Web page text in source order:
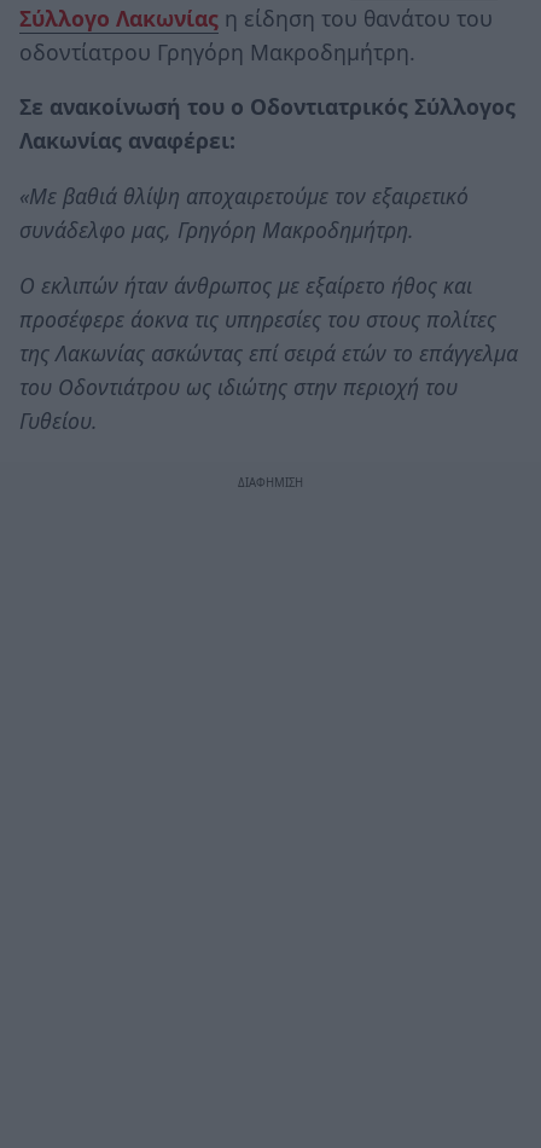
Σύλλογο Λακωνίας η είδηση του θανάτου του
οδοντίατρου Γρηγόρη Μακροδημήτρη.
Σε ανακοίνωσή του ο Οδοντιατρικός Σύλλογος
Λακωνίας αναφέρει:
«Με βαθιά θλίψη αποχαιρετούμε τον εξαιρετικό
συνάδελφο μας, Γρηγόρη Μακροδημήτρη.
Ο εκλιπών ήταν άνθρωπος με εξαίρετο ήθος και
προσέφερε άοκνα τις υπηρεσίες του στους πολίτες
της Λακωνίας ασκώντας επί σειρά ετών το επάγγελμα
του Οδοντιάτρου ως ιδιώτης στην περιοχή του
Γυθείου.